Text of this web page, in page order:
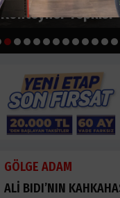
Konteyner Tepkisi
GÖLGE ADAM
ALİ BIDI’NIN